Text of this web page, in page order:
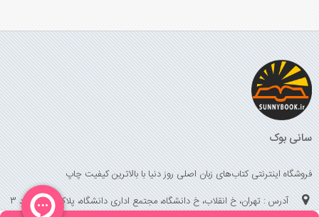
سانی بوک
فروشگاه اینترنتی کتاب‌های زبان اصلی روز دنیا با بالاترین کیفیت چاپ
آدرس : تهران، خ انقلاب، خ دانشگاه، مجتمع اداری دانشگاه، پلاک 158 واحد 3